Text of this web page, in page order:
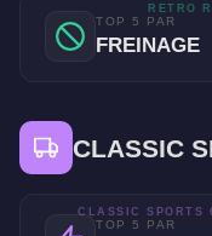
TOP 5 PAR
FREINAGE
RETRO
CLASSIC
TOP 5 PAR
CLASSIC SPORTS